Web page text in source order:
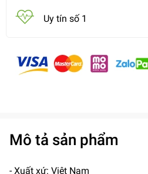
Uy tín số 1
Mô tả sản phẩm
- Xuất xứ: Việt Nam